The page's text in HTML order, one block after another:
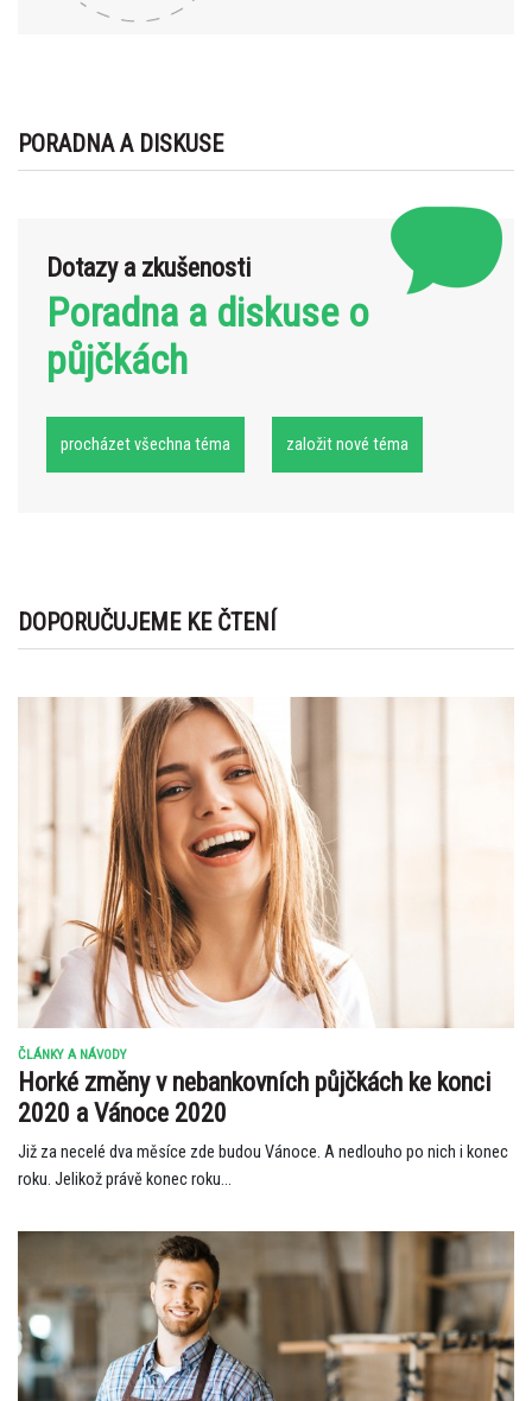
PORADNA A DISKUSE
Dotazy a zkušenosti
Poradna a diskuse o
půjčkách
procházet všechna téma založit nové téma
DOPORUČUJEME KE ČTENÍ
ČLÁNKY A NÁVODY
Horké změny v nebankovních půjčkách ke konci
2020 a Vánoce 2020
Již za necelé dva měsíce zde budou Vánoce. A nedlouho po nich i konec
roku. Jelikož právě konec roku...